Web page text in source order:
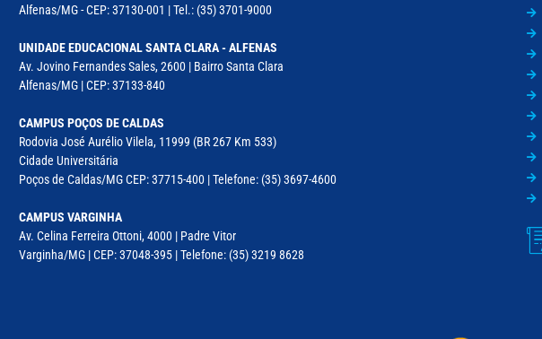
Alfenas/MG - CEP: 37130-001 | Tel.: (35) 3701-9000
UNIDADE EDUCACIONAL SANTA CLARA - ALFENAS
Av. Jovino Fernandes Sales, 2600 | Bairro Santa Clara
Alfenas/MG | CEP: 37133-840
CAMPUS POÇOS DE CALDAS
Rodovia José Aurélio Vilela, 11999 (BR 267 Km 533)
Cidade Universitária
Poços de Caldas/MG CEP: 37715-400 | Telefone: (35) 3697-4600
CAMPUS VARGINHA
Av. Celina Ferreira Ottoni, 4000 | Padre Vitor
Varginha/MG | CEP: 37048-395 | Telefone: (35) 3219 8628